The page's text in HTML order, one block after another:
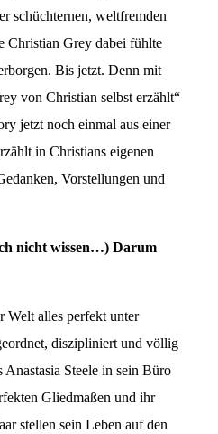
schüchternen, weltfremden
Christian Grey dabei fühlte
Bis jetzt. Denn mit
von Christian selbst erzählt“
jetzt noch einmal aus einer
in Christians eigenen
Vorstellungen und
nicht wissen…) Darum
Welt alles perfekt unter
diszipliniert und völlig
Anastasia Steele in sein Büro
Gliedmaßen und ihr
stellen sein Leben auf den